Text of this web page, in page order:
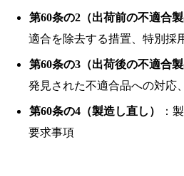
第60条の2（出荷前の不適合
適合を除去する措置、特別採
第60条の3（出荷後の不適合製
発見された不適合品への対応
第60条の4（製造し直し）
：
要求事項